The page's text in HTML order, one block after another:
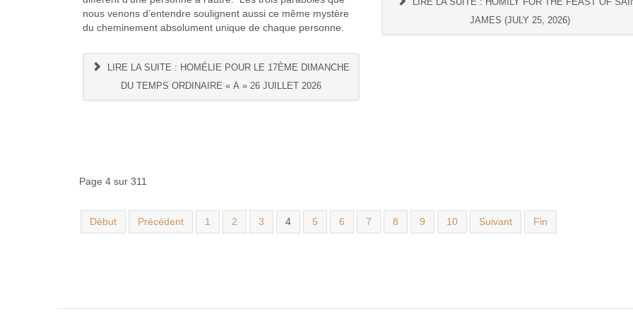
nous venons d’entendre soulignent aussi ce même mystère
du cheminement absolument unique de chaque personne.
LIRE LA SUITE : HOMÉLIE POUR LE 17ÈME DIMANCHE
DU TEMPS ORDINAIRE « A » 26 JUILLET 2026
JAMES (JULY 25, 2026)
Page 4 sur 311
Début Précédent 1 2 3 4 5 6 7 8 9 10 Suivant Fin